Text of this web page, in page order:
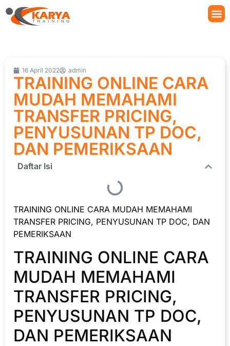
16 April 2022 admin
TRAINING ONLINE CARA
MUDAH MEMAHAMI
TRANSFER PRICING,
PENYUSUNAN TP DOC,
DAN PEMERIKSAAN
Daftar Isi
TRAINING ONLINE CARA MUDAH MEMAHAMI
TRANSFER PRICING, PENYUSUNAN TP DOC, DAN
PEMERIKSAAN
TRAINING ONLINE CARA
MUDAH MEMAHAMI
TRANSFER PRICING,
PENYUSUNAN TP DOC,
DAN PEMERIKSAAN